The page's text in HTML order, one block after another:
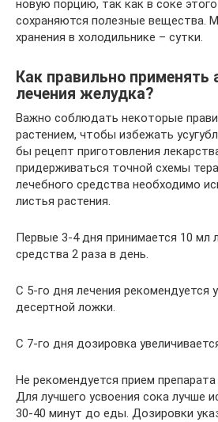
новую порцию, так как в соке
сохраняются полезные вещества.
хранения в холодильнике – сутки.
Как правильно применять
лечения желудка?
Важно соблюдать некоторые
растением, чтобы избежать
бы рецепт приготовления
придерживаться точной схемы
лечебного средства необходимо
листья растения.
Первые 3-4 дня принимается 10 мл
средства 2 раза в день.
С 5-го дня лечения рекомендуется
десертной ложки.
С 7-го дня дозировка
Не рекомендуется прием
Для лучшего усвоения сока лучше
30-40 минут до еды. Дозировки